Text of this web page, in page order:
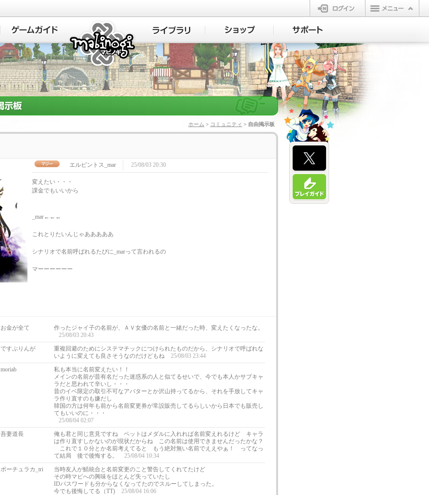
ログイン
マビノギ
ホーム > コミュニティ > 自由掲示板
エルピントス_mar 25/08/03 20:30
変えたい・・・
課金でもいいから
_mar←←←
これとりたいんじゃあああああ
シナリオで名前呼ばれるたびに_marって言われるの
マーーーーーー
お金が全て
作ったジャイ子の名前が、ＡＶ女優の名前と一緒だった時、変えたくなったな。
25/08/03 20:43
ですぶりんが
重複回避のためにシステマチックにつけられたものだから、シナリオで呼ばれな
いように変えても良さそうなのだけどもね
25/08/03 23:44
moriab
私も本当に名前変えたい！！
メインの名前が昔有名だった迷惑系の人と似てるせいで、今でも本人かサブキャ
ラだと思われて辛いし・・・
昔のイベ限定の取引不可なアバターとか沢山持ってるから、それを手放してキャ
ラ作り直すのも嫌だし
韓国の方は何年も前から名前変更券が常設販売してるらしいから日本でも販売し
てもいいのに・・・
25/08/04 02:07
吾妻道長
俺も君と同じ意見ですね ペットはメダルに入れれば名前変えれるけど キャラ
は作り直すしかないのが現状だからね この名前は使用できませんだったかな？
これで１０分とか名前考えてると もう絶対無い名前でええやぁ！ ってなっ
て結局 後で後悔する。
25/08/04 10:34
ポーチュラカ_tri
当時友人が鯖統合と名前変更のこと警告してくれてたけど
その時マビへの興味をほとんど失っていたし
IDパスワードも分からなくなってたのでスルーしてしまった。
今でも後悔してる（TT)
25/08/04 16:06